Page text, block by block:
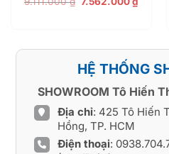
HỆ THỐNG
SHOWROOM Tô Hiến
Địa chỉ: 425 Tô Hiến
Hồng, TP. HCM
Điện thoại: